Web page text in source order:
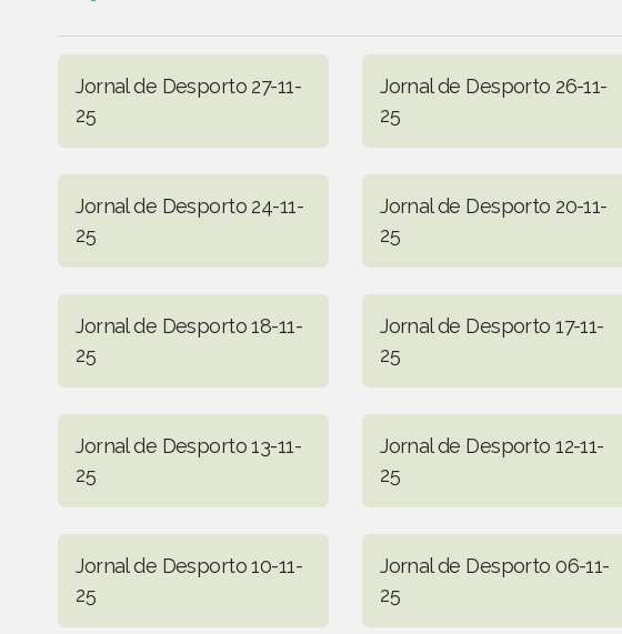
Jornal de Desporto 27-11-
25
Jornal de Desporto 26-11-
25
Jornal de Desporto 24-11-
25
Jornal de Desporto 20-11-
25
Jornal de Desporto 18-11-
25
Jornal de Desporto 17-11-
25
Jornal de Desporto 13-11-
25
Jornal de Desporto 12-11-
25
Jornal de Desporto 10-11-
25
Jornal de Desporto 06-11-
25